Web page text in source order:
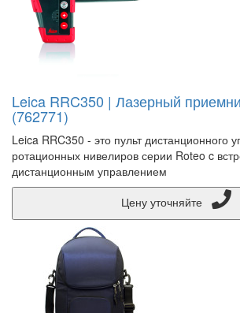
Leica RRC350 | Лазерный
(762771)
Leica RRC350 - это пульт дистанционного
ротационных нивелиров серии Roteo c
дистанционным управлением